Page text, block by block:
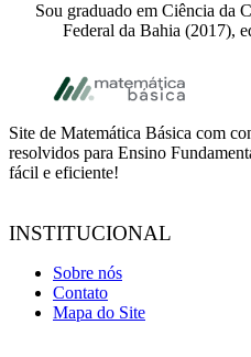
Sou graduado em Ciência da
Federal da Bahia (2017),
Footer
Site de Matemática Básica com
resolvidos para Ensino
fácil e eficiente!
INSTITUCIONAL
Sobre nós
Contato
Mapa do Site